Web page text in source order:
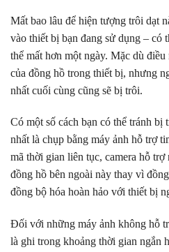
Mất bao lâu để hiện tượng trôi dạt
vào thiết bị bạn đang sử dụng – có
thể mất hơn một ngày. Mặc dù
của đồng hồ trong thiết bị, nhưng
nhất cuối cùng cũng sẽ bị trôi.
Có một số cách bạn có thể tránh bị
nhất là chụp bằng máy ảnh hỗ trợ
mã thời gian liên tục, camera hỗ trợ
đồng hồ bên ngoài này thay vì
đồng bộ hóa hoàn hảo với thiết bị
Đối với những máy ảnh không hỗ
là ghi trong khoảng thời gian ngắn